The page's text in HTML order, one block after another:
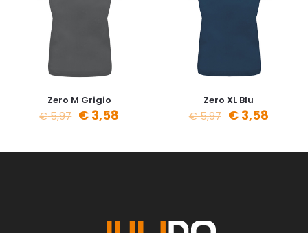
Zero M Grigio
€5,97 € 3,58
Zero XL Blu
€5,97 €3,58